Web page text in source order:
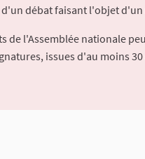
débat faisant l'objet
de l'Assemblée nationale
issues d'au moins